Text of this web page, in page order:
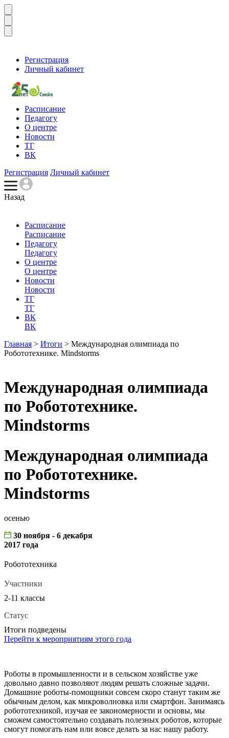
Регистрация
Личный кабинет
Расписание
Педагогу
О центре
Новости
ТГ
ВК
Регистрация Личный кабинет
Назад
Расписание
Расписание
Педагогу
Педагогу
О центре
О центре
Новости
Новости
ТГ
ТГ
ВК
ВК
Главная > Итоги > Международная олимпиада по
Робототехнике. Mindstorms
Международная олимпиада
по Робототехнике.
Mindstorms
Международная олимпиада
по Робототехнике.
Mindstorms
осенью
30 ноября - 6 декабря
2017 года
Робототехника
Участники
2-11 классы
Статус
Итоги подведены
Перейти к мероприятиям этого года
Роботы в промышленности и в сельском хозяйстве уже
довольно давно позволяют людям решать сложные задачи.
Домашние роботы-помощники совсем скоро станут таким же
обычным делом, как микроволновка или смартфон. Занимаясь
робототехникой, изучая ее закономерности и основы, мы
сможем самостоятельно создавать полезных роботов, которые
смогут помогать нам или вовсе делать за нас нашу работу.